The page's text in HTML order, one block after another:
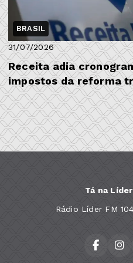
BRASIL
31/07/2026
Receita adia
impostos da reforma
Tá na
Rádio Líder FM